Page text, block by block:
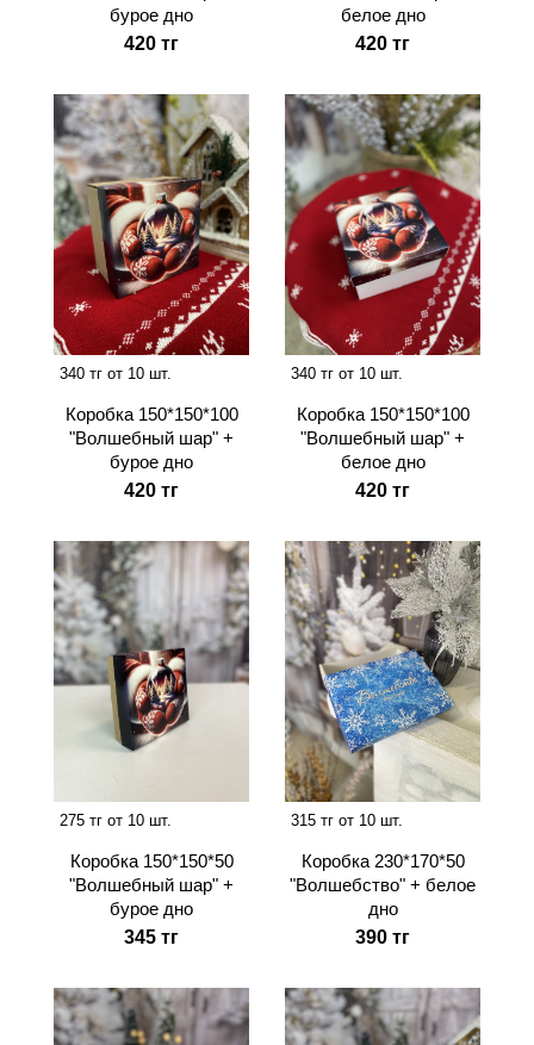
бурое дно
420 тг
белое дно
420 тг
340 тг от 10 шт.
Коробка 150*150*100
"Волшебный шар" +
бурое дно
420 тг
340 тг от 10 шт.
Коробка 150*150*100
"Волшебный шар" +
белое дно
420 тг
275 тг от 10 шт.
Коробка 150*150*50
"Волшебный шар" +
бурое дно
345 тг
315 тг от 10 шт.
Коробка 230*170*50
"Волшебство" + белое
дно
390 тг